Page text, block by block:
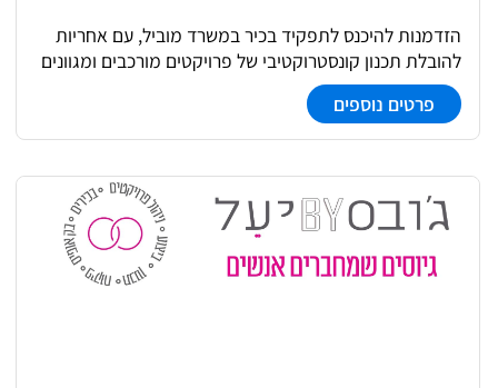
הזדמנות להיכנס לתפקיד בכיר במשרד מוביל, עם אחריות
להובלת תכנון קונסטרוקטיבי של פרויקטים מורכבים ומגוונים
- משלב הקונספט ועד פיקוח עליון. התפקיד כולל עבודה
ישירה מול אדריכלים ויועצים, בקרה הנדסית והובלת
תהליכים, לצד חניכה והובלה של צוות מהנדסים.
פרטים נוספים